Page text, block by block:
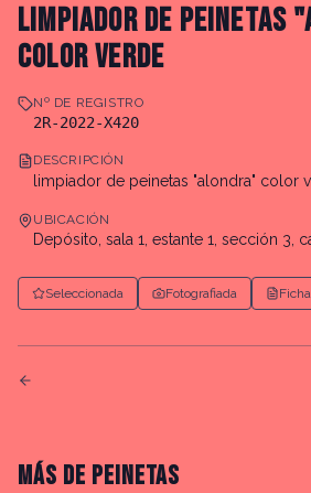
LIMPIADOR DE PEINETAS
COLOR VERDE
Nº DE REGISTRO
2R-2022-X420
DESCRIPCIÓN
limpiador de peinetas "alondra" color
UBICACIÓN
Depósito, sala 1, estante 1, sección 3,
Seleccionada Fotografiada
MÁS DE PEINETAS